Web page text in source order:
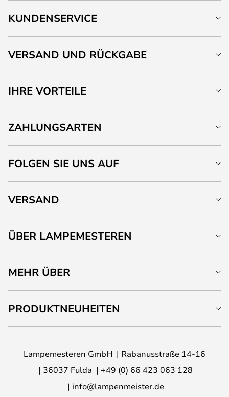
KUNDENSERVICE
VERSAND UND RÜCKGABE
IHRE VORTEILE
ZAHLUNGSARTEN
FOLGEN SIE UNS AUF
VERSAND
ÜBER LAMPEMESTEREN
MEHR ÜBER
PRODUKTNEUHEITEN
Lampemesteren GmbH
Rabanusstraße 14-16
36037 Fulda
+49 (0) 66 423 063 128
info@lampenmeister.de